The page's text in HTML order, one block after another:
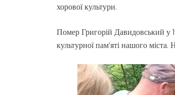
хорової культури.
Помер Григорій Давидовський у
культурної пам’яті нашого